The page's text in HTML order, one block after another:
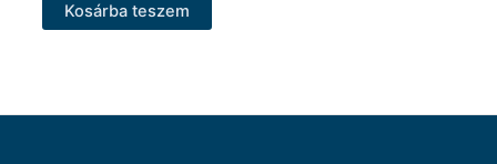
Kosárba teszem